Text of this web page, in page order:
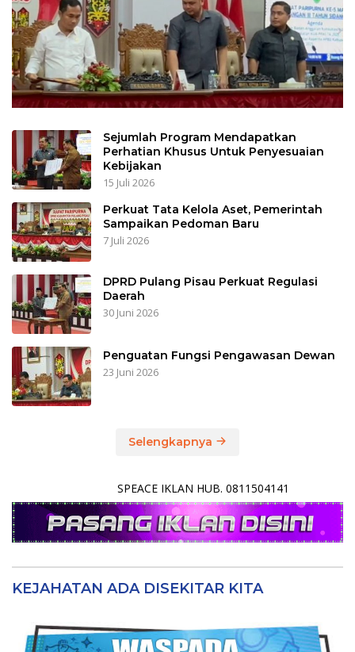
Sejumlah Program Mendapatkan
Perhatian Khusus Untuk Penyesuaian
Kebijakan
15 Juli 2026
Perkuat Tata Kelola Aset, Pemerintah
Sampaikan Pedoman Baru
7 Juli 2026
DPRD Pulang Pisau Perkuat Regulasi
Daerah
30 Juni 2026
Penguatan Fungsi Pengawasan Dewan
23 Juni 2026
Selengkapnya
SPEACE IKLAN HUB. 0811504141
KEJAHATAN ADA DISEKITAR KITA